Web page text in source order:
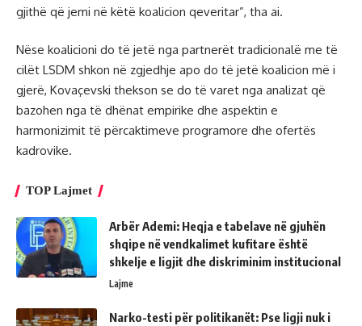
gjithë që jemi në këtë koalicion qeveritar”, tha ai.
Nëse koalicioni do të jetë nga partnerët tradicionalë me të
cilët LSDM shkon në zgjedhje apo do të jetë koalicion më i
gjerë, Kovaçevski thekson se do të varet nga analizat që
bazohen nga të dhënat empirike dhe aspektin e
harmonizimit të përcaktimeve programore dhe ofertës
kadrovike.
TOP Lajmet
Arbër Ademi: Heqja e tabelave në gjuhën
shqipe në vendkalimet kufitare është
shkelje e ligjit dhe diskriminim institucional
Lajme
Narko-testi për politikanët: Pse ligji nuk i